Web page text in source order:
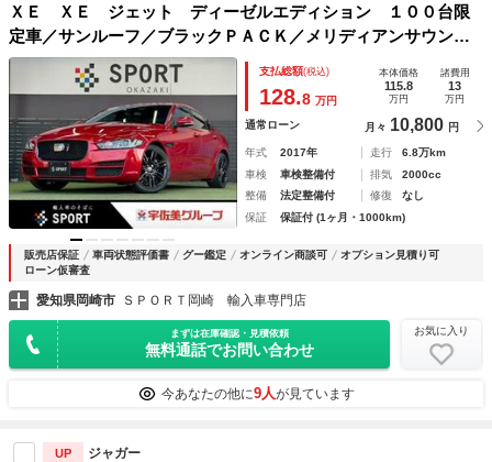
ＸＥ ＸＥ ジェット ディーゼルエディション １００台限
定車／サンルーフ／ブラックＰＡＣＫ／メリディアンサウンド
／ステアリングヒーター／黒ホイール／シートヒーター／パワ
ーシート／レーダークルーズコントロール／レーンキープ／電
動トランク／黒革シート
支払総額(税込)
128.8 万円
本体価格
115.8
万円
諸費用
13
万円
通常ローン 月々 10,800 円
年式 2017年 走行
6.8万km
車検
車検整備付 排気
2000cc
整備
法定整備付 修復
なし
保証
保証付 (1ヶ月・1000km)
販売店保証 車両状態評価書 グー鑑定 オンライン商談可
オプション見積り可
ローン仮審査
愛知県岡崎市 ＳＰＯＲＴ岡崎 輸入車専門店
まずは在庫確認・見積依頼
無料通話でお問い合わせ
お気に入り
今あなたの他に9人が見ています
UP ジャガー